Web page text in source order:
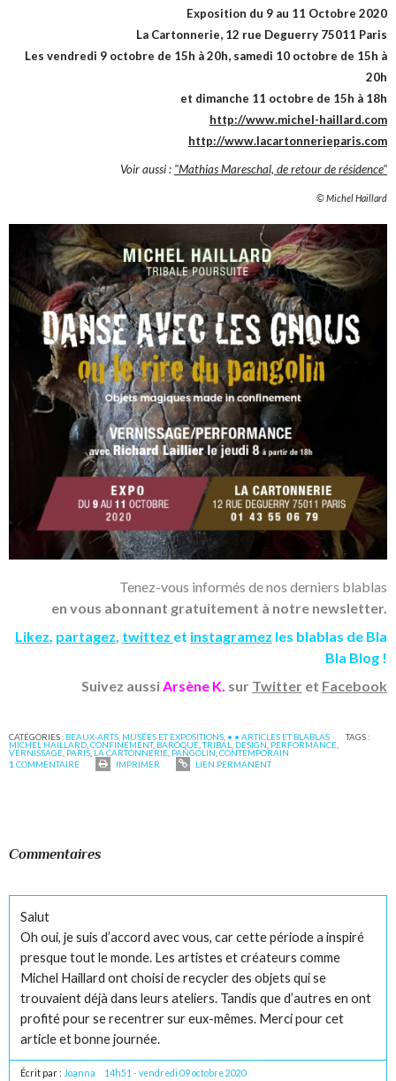
Exposition du 9 au 11 Octobre 2020
La Cartonnerie, 12 rue Deguerry 75011 Paris
Les vendredi 9 octobre de 15h à 20h, samedi 10 octobre de 15h à
20h
et dimanche 11 octobre de 15h à 18h
http://www.michel-haillard.com
http://www.lacartonnerieparis.com
Voir aussi : "Mathias Mareschal, de retour de résidence"
© Michel Haillard
Tenez-vous informés de nos derniers blablas
en vous abonnant gratuitement à notre newsletter.
Likez partagez twittez et instagramez les blablas de Bla
Bla Blog !
Suivez aussiArsène K. sur Twitter et Facebook
CATÉGORIES : BEAUX-ARTS, MUSÉES ET EXPOSITIONS • • ARTICLES ET BLABLAS TAGS :
MICHEL HAILLARD ,CONFINEMENT, BAROQUE ,TRIBAL DESIGN PERFORMANCE
VERNISSAGE PARIS LA CARTONNERIE PANGOLIN ,CONTEMPORAIN
1 COMMENTAIRE IMPRIMER LIEN PERMANENT
Commentaires
Salut
Oh oui, je suis d’accord avec vous, car cette période a inspiré
presque tout le monde. Les artistes et créateurs comme
Michel Haillard ont choisi de recycler des objets qui se
trouvaient déjà dans leurs ateliers. Tandis que d’autres en ont
profité pour se recentrer sur eux-mêmes. Merci pour cet
article et bonne journée.
Écrit par : Joanna 14h51 -vendredi 09 octobre 2020